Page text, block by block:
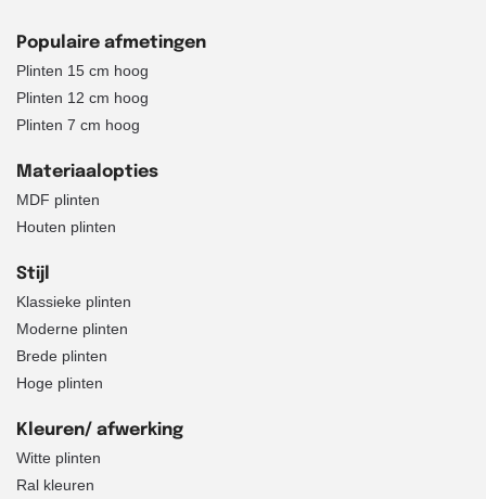
Populaire afmetingen
Plinten 15 cm hoog
Plinten 12 cm hoog
Plinten 7 cm hoog
Materiaalopties
MDF plinten
Houten plinten
Stijl
Klassieke plinten
Moderne plinten
Brede plinten
Hoge plinten
Kleuren/ afwerking
Witte plinten
Ral kleuren